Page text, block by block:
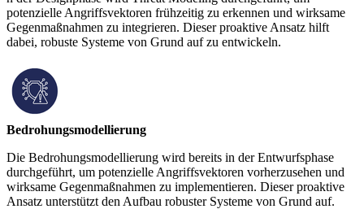
potenzielle Angriffsvektoren frühzeitig zu erkennen und wirksame
Gegenmaßnahmen zu integrieren. Dieser proaktive Ansatz hilft
dabei, robuste Systeme von Grund auf zu entwickeln.
Bedrohungsmodellierung
Die Bedrohungsmodellierung wird bereits in der Entwurfsphase
durchgeführt, um potenzielle Angriffsvektoren vorherzusehen und
wirksame Gegenmaßnahmen zu implementieren. Dieser proaktive
Ansatz unterstützt den Aufbau robuster Systeme von Grund auf.